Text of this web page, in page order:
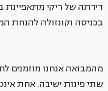
דירתה של ריקי
בכניסה וקונזולה להנחת
מהמבואה אנחנו מוזמנים
שתי פינות ישיבה. אחת